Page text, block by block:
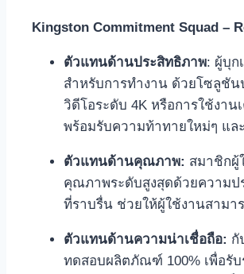
Kingston Commitment Squad –
ตัวแทนด้านประสิทธิภาพ: ผู้บุก
สำหรับการทำงาน ด้วยโซลูชัน
วิดีโอระดับ 4K หรือการใช้งา
พร้อมรับความท้าทายใหม่ๆ แล
ตัวแทนด้านคุณภาพ: สมาชิกผู้
คุณภาพระดับสูงสุดด้วยความป
ที่ราบรื่น ช่วยให้ผู้ใช้งานสามา
ตัวแทนด้านความน่าเชื่อถือ: กั
ทดสอบผลิตภัณฑ์ 100% เพื่อรับ